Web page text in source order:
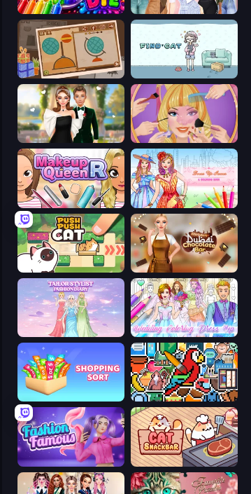
Jelly Dye Fashion Week 2025
Chigiri: Paper Puzzle
Valentine's Day Proposal Extreme Makeover
Make Up Queen R Dress Up Games & Coloring Book
Push Push Cat Ellie's Recipe: Dubai Chocolate Bar
Tailor Stylist: Fashion Diary Wedding Coloring Dress Up Game
Shopping Sort The Frame: Pixel Art
Fashion Famous Cat Snack Bar